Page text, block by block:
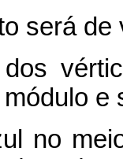
será
e
no